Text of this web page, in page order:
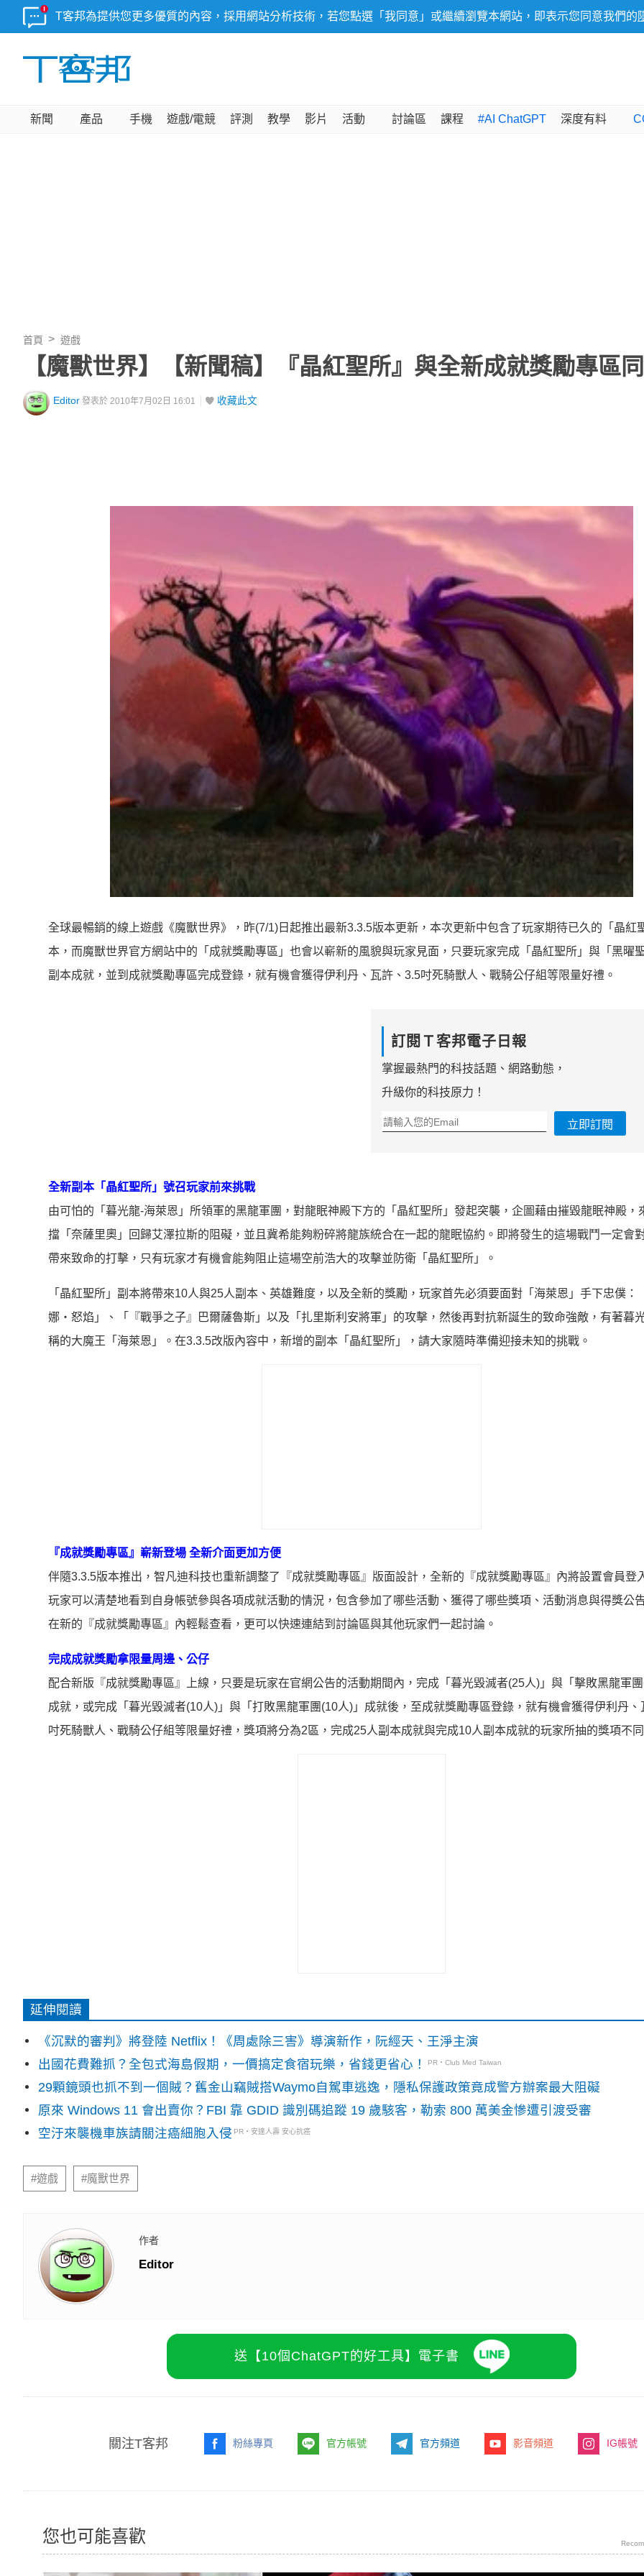
T客邦為提供您更多優質的內容，採用網站分析技術，若您點選「我同意」或繼續瀏覽本網站，即表示您同意我們的
新聞 產品 手機 遊戲/電競 評測 教學 影片 活動 討論區 課程 #AI ChatGPT 深度有料
首頁 遊戲
【魔獸世界】【新聞稿】『晶紅聖所』與全新成就獎勵專區
Editor 發表於 2010年7月02日 16:01 收藏此文
全球最暢銷的線上遊戲《魔獸世界》，昨(7/1)日起推出最新3.3.5版本更新，本次更新中包含了玩家期待已久的「晶紅
本，而魔獸世界官方網站中的「成就獎勵專區」也會以嶄新的風貌與玩家見面，只要玩家完成「晶紅聖所」與「黑曜
副本成就，並到成就獎勵專區完成登錄，就有機會獲得伊利丹、瓦許、3.5吋死騎獸人、戰騎公仔組等限量好禮。
訂閱Ｔ客邦電子日報
掌握最熱門的科技話題、網路動態，
升級你的科技原力！
立即訂閱
全新副本「晶紅聖所」號召玩家前來挑戰
由可怕的「暮光龍-海萊恩」所領軍的黑龍軍團，對龍眠神殿下方的「晶紅聖所」發起突襲，企圖藉由摧毀龍眠神殿，
擋「奈薩里奧」回歸艾澤拉斯的阻礙，並且冀希能夠粉碎將龍族統合在一起的龍眠協約。即將發生的這場戰鬥一定會
帶來致命的打擊，只有玩家才有機會能夠阻止這場空前浩大的攻擊並防衛「晶紅聖所」。
「晶紅聖所」副本將帶來10人與25人副本、英雄難度，以及全新的獎勵，玩家首先必須要面對「海萊恩」手下忠僕：
娜‧怒焰」、「『戰爭之子』巴爾薩魯斯」以及「扎里斯利安將軍」的攻擊，然後再對抗新誕生的致命強敵，有著暮
稱的大魔王「海萊恩」。在3.3.5改版內容中，新增的副本「晶紅聖所」，請大家隨時準備迎接未知的挑戰。
『成就獎勵專區』嶄新登場 全新介面更加方便
伴隨3.3.5版本推出，智凡迪科技也重新調整了『成就獎勵專區』版面設計，全新的『成就獎勵專區』內將設置會員登
玩家可以清楚地看到自身帳號參與各項成就活動的情況，包含參加了哪些活動、獲得了哪些獎項、活動消息與得獎公
在新的『成就獎勵專區』內輕鬆查看，更可以快速連結到討論區與其他玩家們一起討論。
完成成就獎勵拿限量周邊、公仔
配合新版『成就獎勵專區』上線，只要是玩家在官網公告的活動期間內，完成「暮光毀滅者(25人)」與「擊敗黑龍軍團
成就，或完成「暮光毀滅者(10人)」與「打敗黑龍軍團(10人)」成就後，至成就獎勵專區登錄，就有機會獲得伊利丹、
吋死騎獸人、戰騎公仔組等限量好禮，獎項將分為2區，完成25人副本成就與完成10人副本成就的玩家所抽的獎項不同
延伸閱讀
《沉默的審判》將登陸 Netflix！《周處除三害》導演新作，阮經天、王淨主演
出國花費難抓？全包式海島假期，一價搞定食宿玩樂，省錢更省心！
PR・Club Med Taiwan
29顆鏡頭也抓不到一個賊？舊金山竊賊搭Waymo自駕車逃逸，隱私保護政策竟成警方辦案最大阻礙
原來 Windows 11 會出賣你？FBI 靠 GDID 識別碼追蹤 19 歲駭客，勒索 800 萬美金慘遭引渡受審
空汙來襲機車族請關注癌細胞入侵 PR・安達人壽 安心抗癌
#遊戲 #魔獸世界
作者
Editor
送【10個ChatGPT的好工具】電子書
關注T客邦 粉絲專頁 官方帳號 官方頻道 影音頻道 IG帳號
您也可能喜歡